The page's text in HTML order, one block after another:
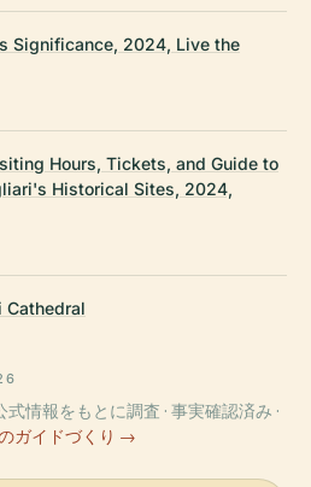
Significance, 2024, Live the
Hours, Tickets, and Guide to
Historical Sites, 2024,
情報をもとに調査 · 事実確認済み ·
ガイドづくり →